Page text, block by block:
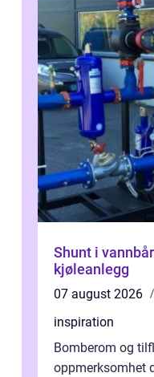
Shunt i
kjøleanlegg
07 august 2026
inspiration
Bomberom og
oppmerksomhet